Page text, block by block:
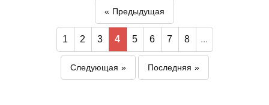
Предыдущая
1 2 3 4 5 6 7 8 ...
Следующая Последняя